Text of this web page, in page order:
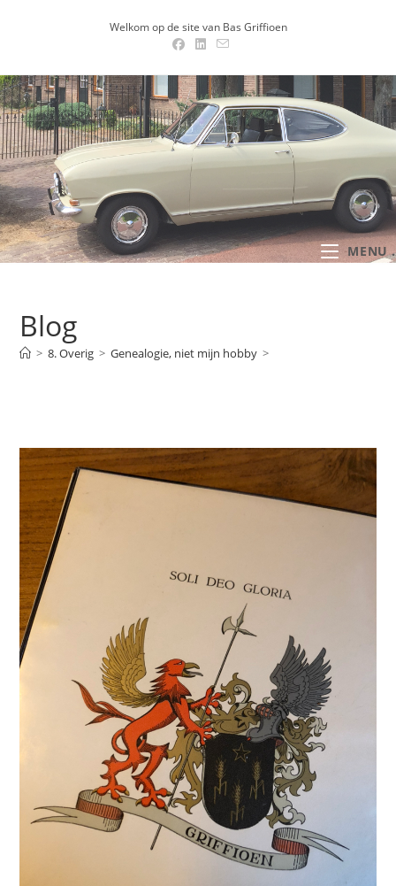
Welkom op de site van Bas Griffioen
MENU .
Blog
> 8. Overig > Genealogie, niet mijn hobby >